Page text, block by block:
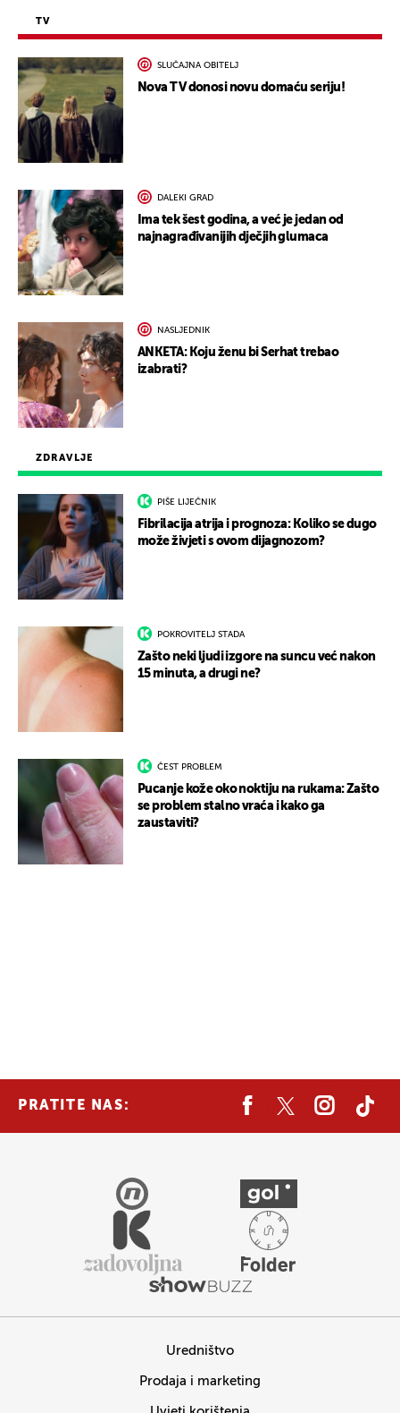
ZDRAVLJE
PIŠE LIJEČNIK
Fibrilacija atrija i prognoza: Koliko se dugo
može živjeti s ovom dijagnozom?
POKROVITELJ STADA
Zašto neki ljudi izgore na suncu već nakon
15 minuta, a drugi ne?
ČEST PROBLEM
Pucanje kože oko noktiju na rukama: Zašto
se problem stalno vraća i kako ga
zaustaviti?
TV
SLUČAJNA OBITELJ
Nova TV donosi novu domaću seriju!
DALEKI GRAD
Ima tek šest godina, a već je jedan od
najnagrađivanijih dječjih glumaca
NASLJEDNIK
ANKETA: Koju ženu bi Serhat trebao
izabrati?
PRATITE NAS:
Uredništvo
Prodaja i marketing